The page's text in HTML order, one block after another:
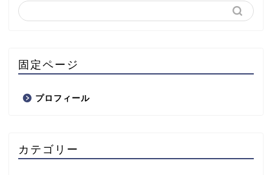
固定ページ
プロフィール
カテゴリー